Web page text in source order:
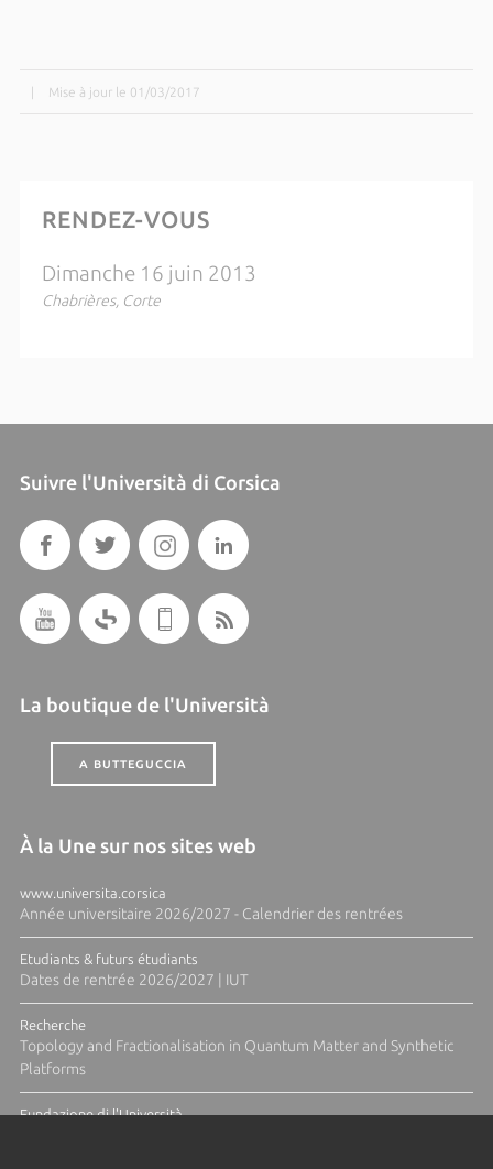
Mise à jour le 01/03/2017
RENDEZ-VOUS
Dimanche 16 juin 2013
Chabrières, Corte
Suivre l'Università di Corsica
La boutique de l'Università
A BUTTEGUCCIA
À la Une sur nos sites web
www.universita.corsica
Année universitaire 2026/2027 - Calendrier des rentrées
Etudiants & futurs étudiants
Dates de rentrée 2026/2027 | IUT
Recherche
Topology and Fractionalisation in Quantum Matter and Synthetic
Platforms
Fundazione di l'Università